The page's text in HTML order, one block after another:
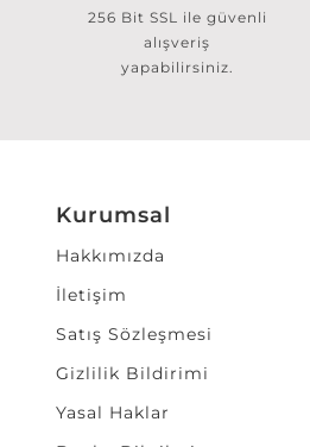
256 Bit SSL ile güvenli
alışveriş
yapabilirsiniz.
Kurumsal
Hakkımızda
İletişim
Satış Sözleşmesi
Gizlilik Bildirimi
Yasal Haklar